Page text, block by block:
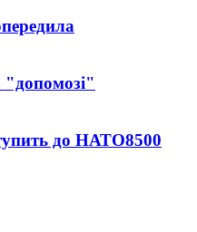
до НАТО8500